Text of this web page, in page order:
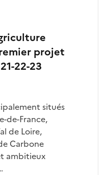
projet
22-23
situés
de-France,
de Loire,
Carbone
ambitieux